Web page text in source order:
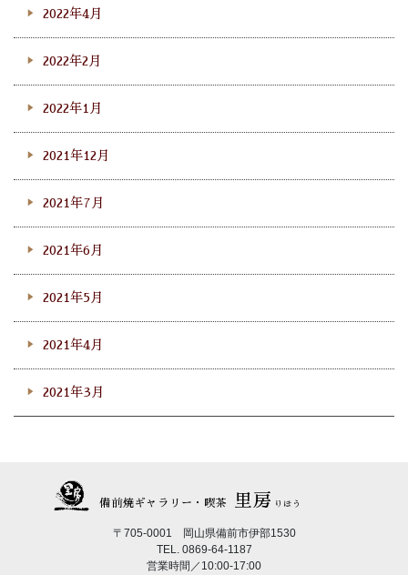
2022年4月
2022年2月
2022年1月
2021年12月
2021年7月
2021年6月
2021年5月
2021年4月
2021年3月
備前焼ギャラリー・喫茶 里房 りほう
〒705-0001 岡山県備前市伊部1530
TEL. 0869-64-1187
営業時間／10:00-17:00